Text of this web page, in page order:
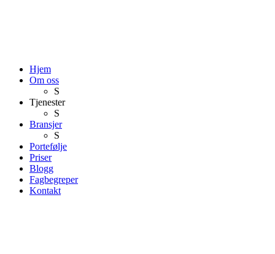
Hjem
Om oss
S
Tjenester
S
Bransjer
S
Portefølje
Priser
Blogg
Fagbegreper
Kontakt